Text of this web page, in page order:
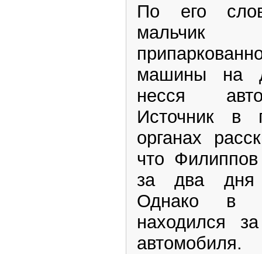
По его
мальчик
машины на
несся
Источник в
органах
что
за два дня
Однако в
находился
автомобиля.